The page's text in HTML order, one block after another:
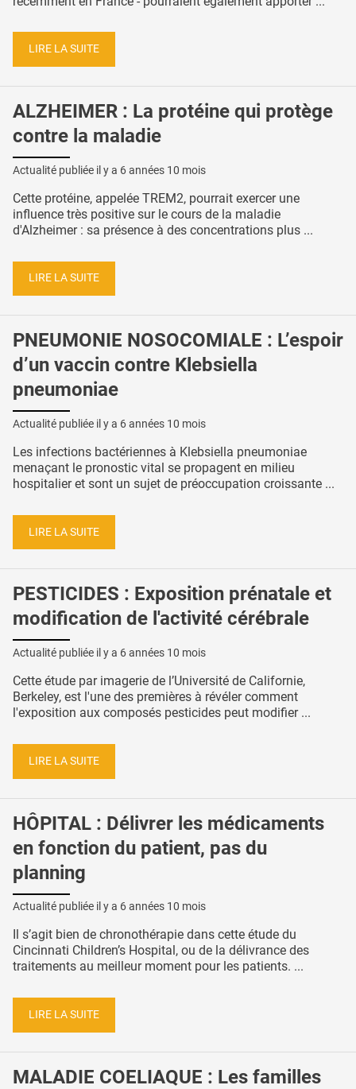
LIRE LA SUITE
ALZHEIMER : La protéine qui protège
contre la maladie
Actualité publiée il y a 6 années 10 mois
Cette protéine, appelée TREM2, pourrait exercer une
influence très positive sur le cours de la maladie
d'Alzheimer : sa présence à des concentrations plus ...
LIRE LA SUITE
PNEUMONIE NOSOCOMIALE : L’espoir
d’un vaccin contre Klebsiella
pneumoniae
Actualité publiée il y a 6 années 10 mois
Les infections bactériennes à Klebsiella pneumoniae
menaçant le pronostic vital se propagent en milieu
hospitalier et sont un sujet de préoccupation croissante ...
LIRE LA SUITE
PESTICIDES : Exposition prénatale et
modification de l'activité cérébrale
Actualité publiée il y a 6 années 10 mois
Cette étude par imagerie de l’Université de Californie,
Berkeley, est l'une des premières à révéler comment
l'exposition aux composés pesticides peut modifier ...
LIRE LA SUITE
HÔPITAL : Délivrer les médicaments
en fonction du patient, pas du
planning
Actualité publiée il y a 6 années 10 mois
Il s’agit bien de chronothérapie dans cette étude du
Cincinnati Children’s Hospital, ou de la délivrance des
traitements au meilleur moment pour les patients. ...
LIRE LA SUITE
MALADIE COELIAQUE : Les familles